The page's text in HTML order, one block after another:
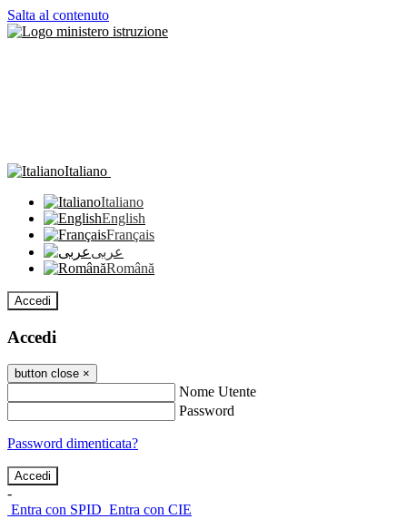
Salta al contenuto
Italiano
Italiano
English
Français
عربى
Română
Accedi
Accedi
button close ×
Nome Utente
Password
Password dimenticata?
-
Entra con SPID Entra con CIE